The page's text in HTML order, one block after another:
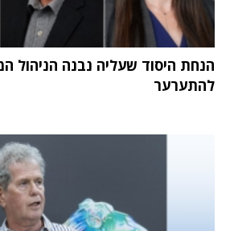
הנחת היסוד שעליה נבנה הניהול
להתערער